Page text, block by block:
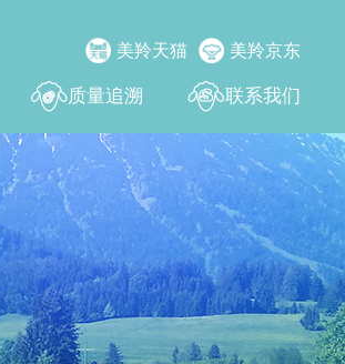
美羚京东
美羚天猫
质量追溯 联系我们